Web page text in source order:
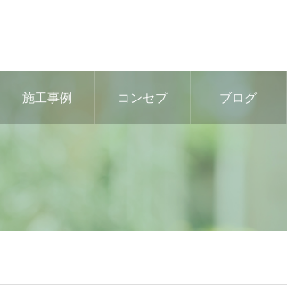
施工事例 コンセプ ブログ